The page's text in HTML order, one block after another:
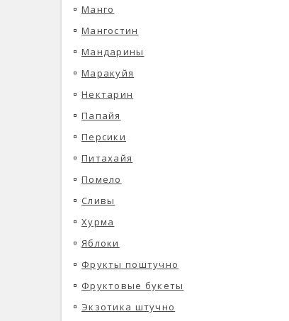
Манго
Мангостин
Мандарины
Маракуйя
Нектарин
Папайя
Персики
Питахайя
Помело
Сливы
Хурма
Яблоки
Фрукты поштучно
Фруктовые букеты
Экзотика штучно